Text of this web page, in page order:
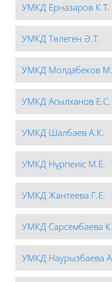
УМКД Ерназаров К.Т.
УМКД Төлеген Ә.Т.
УМКД Молдабеков
УМКД Асылханов Е.С.
УМКД Шалбаев А.К.
УМКД Нүрпеиіс М.Е.
УМКД Жантеева Г.Е.
УМКД Сарсембаева
УМКД Наурызбаева